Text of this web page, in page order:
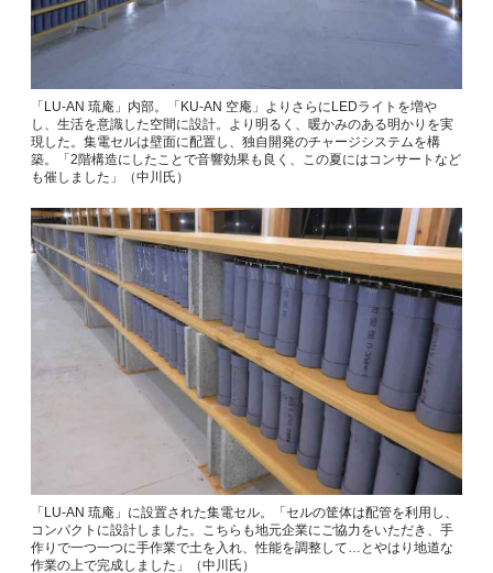
「LU-AN 琉庵」内部。「KU-AN 空庵」よりさらにLEDライトを増や
し、生活を意識した空間に設計。より明るく、暖かみのある明かりを実
現した。集電セルは壁面に配置し、独自開発のチャージシステムを構
築。「2階構造にしたことで音響効果も良く、この夏にはコンサートなど
も催しました」（中川氏）
「LU-AN 琉庵」に設置された集電セル。「セルの筐体は配管を利用し、
コンパクトに設計しました。こちらも地元企業にご協力をいただき、手
作りで一つ一つに手作業で土を入れ、性能を調整して…とやはり地道な
作業の上で完成しました」（中川氏）